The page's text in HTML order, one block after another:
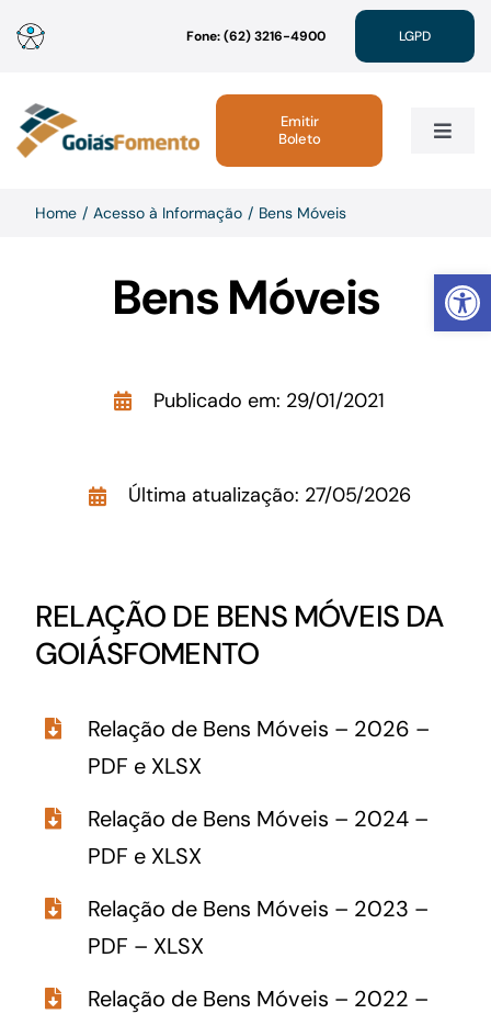
Abrir
para
conteúdo
Fone: (62) 3216-4900 LGPD
Toggle
Institucional
Linhas de Crédito
Acesso à Informação
Emitir
Boleto
Home Acesso à Informação Bens Móveis
Bens Móveis
Publicado em: 29/01/2021
Última atualização: 27/05/2026
RELAÇÃO DE BENS MÓVEIS DA
GOIÁSFOMENTO
Relação de Bens Móveis – 2026 –
PDF e XLSX
Relação de Bens Móveis – 2024 –
PDF e XLSX
Relação de Bens Móveis – 2023 –
PDF – XLSX
Relação de Bens Móveis – 2022 –